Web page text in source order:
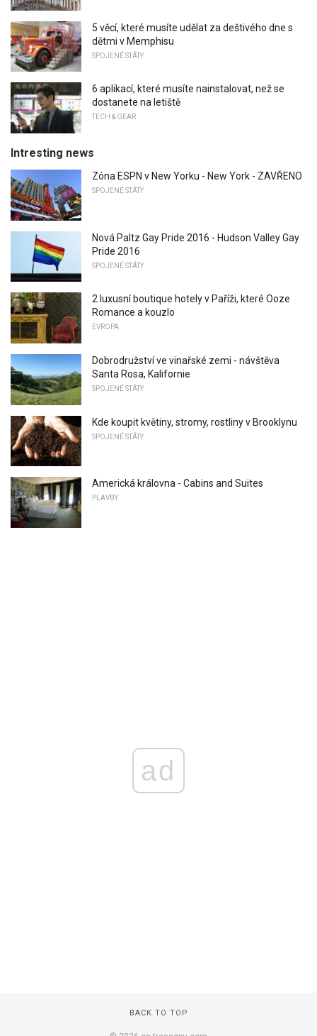
5 věcí, které musíte udělat za deštivého dne s
dětmi v Memphisu
SPOJENÉ STÁTY
6 aplikací, které musíte nainstalovat, než se
dostanete na letiště
TECH & GEAR
Intresting news
Zóna ESPN v New Yorku - New York - ZAVŘENO
SPOJENÉ STÁTY
Nová Paltz Gay Pride 2016 - Hudson Valley Gay
Pride 2016
SPOJENÉ STÁTY
2 luxusní boutique hotely v Paříži, které Ooze
Romance a kouzlo
EVROPA
Dobrodružství ve vinařské zemi - návštěva
Santa Rosa, Kalifornie
SPOJENÉ STÁTY
Kde koupit květiny, stromy, rostliny v Brooklynu
SPOJENÉ STÁTY
Americká královna - Cabins and Suites
PLAVBY
ad
BACK TO TOP